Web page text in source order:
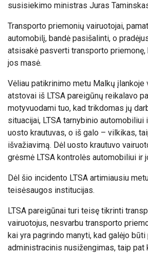
susisiekimo ministras Juras
Transporto priemonių vairuotojai,
automobilį, bandė pasišalinti, o
atsisakė pasverti transporto
jos masė.
Vėliau patikrinimo metu Malkų
atstovai iš LTSA pareigūnų reikalavo
motyvuodami tuo, kad trikdomas jų
situacijai, LTSA tarnybinio
uosto krautuvas, o iš galo – vilkikas,
išvažiavimą. Dėl uosto krautuvo
grėsmė LTSA kontrolės automobiliui ir
Dėl šio incidento LTSA artimiausiu
teisėsaugos institucijas.
LTSA pareigūnai turi teisę tikrinti
vairuotojus, nesvarbu transporto
kai yra pagrindo manyti, kad galėjo būti
administracinis nusižengimas, taip pat